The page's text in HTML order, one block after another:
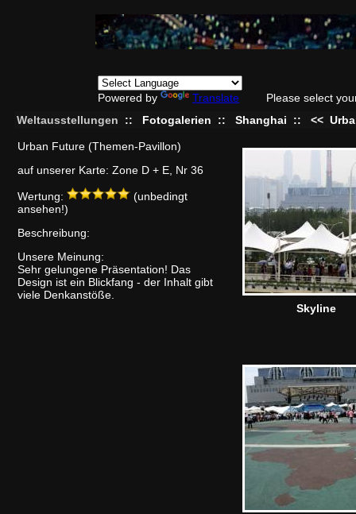
Powered by Translate
Please select
Weltausstellungen
:: Fotogalerien :: Shanghai :: <<
Urban Future (Themen-Pavillon)
auf unserer Karte: Zone D + E, Nr 36
Wertung:
(unbedingt
ansehen!)
Beschreibung:
Unsere Meinung:
Sehr gelungene Präsentation! Das
Design ist ein Blickfang - der Inhalt gibt
viele Denkanstöße.
Skyline